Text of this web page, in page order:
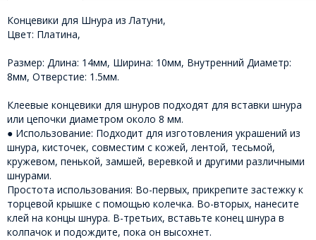
Концевики для Шнура из Латуни,
Цвет: Платина,
Размер: Длина: 14мм, Ширина: 10мм, Внутренний Диаметр:
8мм, Отверстие: 1.5мм.
Клеевые концевики для шнуров подходят для вставки шнура
или цепочки диаметром около 8 мм.
● Использование: Подходит для изготовления украшений из
шнура, кисточек, совместим с кожей, лентой, тесьмой,
кружевом, пенькой, замшей, веревкой и другими различными
шнурами.
Простота использования: Во-первых, прикрепите застежку к
торцевой крышке с помощью колечка. Во-вторых, нанесите
клей на концы шнура. В-третьих, вставьте конец шнура в
колпачок и подождите, пока он высохнет.